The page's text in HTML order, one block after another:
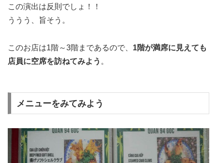
この演出は反則でしょ！！
ううう、旨そう。
このお店は1階～3階まであるので、 1階が満席に見えても
店員に空席を訪ねてみよう 。
メニューをみてみよう